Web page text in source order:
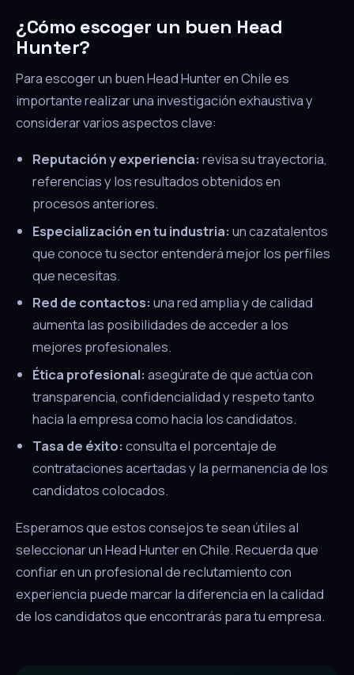
¿Cómo escoger un buen Head
Hunter?
Para escoger un buen Head Hunter en Chile es
importante realizar una investigación exhaustiva y
considerar varios aspectos clave:
Reputación y experiencia: revisa su trayectoria,
referencias y los resultados obtenidos en
procesos anteriores.
Especialización en tu industria: un cazatalentos
que conoce tu sector entenderá mejor los perfiles
que necesitas.
Red de contactos: una red amplia y de calidad
aumenta las posibilidades de acceder a los
mejores profesionales.
Ética profesional: asegúrate de que actúa con
transparencia, confidencialidad y respeto tanto
hacia la empresa como hacia los candidatos.
Tasa de éxito: consulta el porcentaje de
contrataciones acertadas y la permanencia de los
candidatos colocados.
Esperamos que estos consejos te sean útiles al
seleccionar un Head Hunter en Chile. Recuerda que
confiar en un profesional de reclutamiento con
experiencia puede marcar la diferencia en la calidad
de los candidatos que encontrarás para tu empresa.